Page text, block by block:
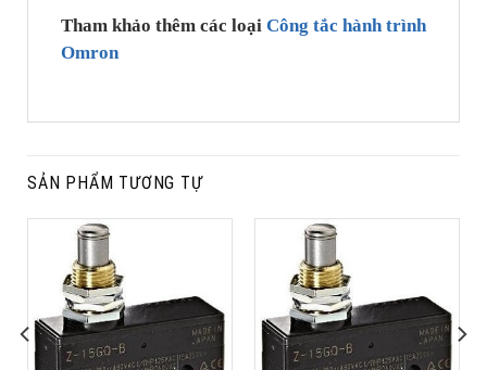
Tham khảo thêm các loại Công tắc hành trình
Omron
SẢN PHẨM TƯƠNG TỰ